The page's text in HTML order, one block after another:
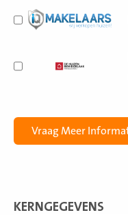
KERNGEGEVENS